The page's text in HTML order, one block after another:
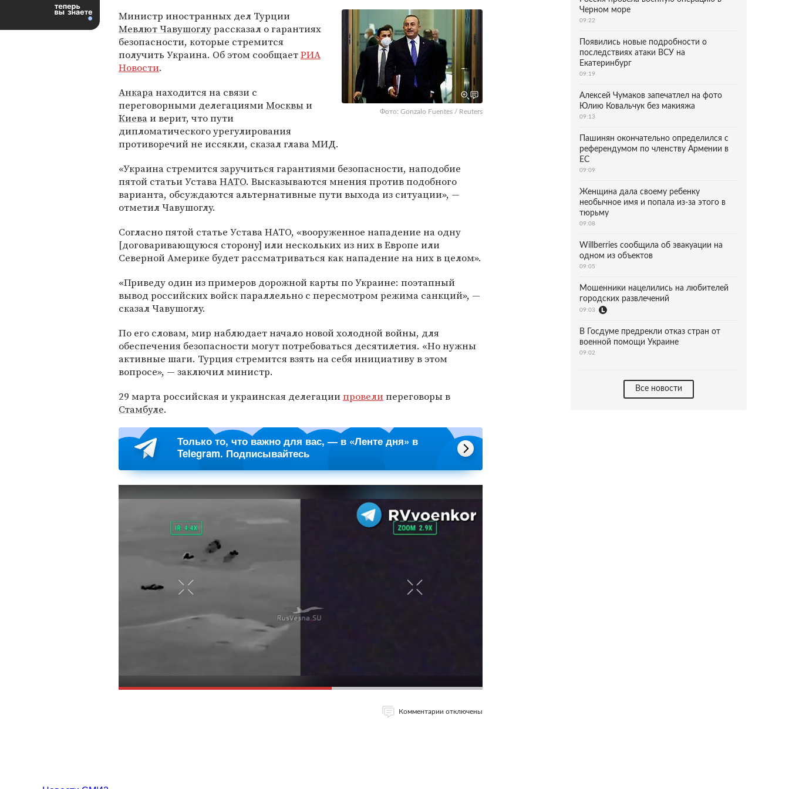
Фото: Gonzalo Fuentes / Reuters
Министр иностранных дел Турции
Мевлют Чавушоглурассказал о гарантиях
безопасности, которые стремится
получить Украина. Об этом сообщаетРИА
Новости.
Анкаранаходится на связи с
переговорными делегациямиМосквыи
Киеваи верит, что пути
дипломатического урегулирования
противоречий не иссякли, сказал глава МИД.
«Украина стремится заручиться гарантиями безопасности, наподобие
пятой статьи УставаНАТО. Высказываются мнения против подобного
варианта, обсуждаются альтернативные пути выхода из ситуации», —
отметил Чавушоглу.
Согласно пятой статье Устава НАТО, «вооруженное нападение на одну
[договаривающуюся сторону] или нескольких из них в Европе или
Северной Америке будет рассматриваться как нападение на них в целом».
«Приведу один из примеров дорожной карты по Украине: поэтапный
вывод российских войск параллельно с пересмотром режима санкций», —
сказал Чавушоглу.
По его словам, мир наблюдает начало новой холодной войны, для
обеспечения безопасности могут потребоваться десятилетия. «Но нужны
активные шаги. Турция стремится взять на себя инициативу в этом
вопросе», — заключил министр.
29 марта российская и украинская делегациипровелипереговоры в
Стамбуле.
Только то, что важно для вас, — в «Ленте дня» в
Telegram. Подписывайтесь
Комментарии отключены
Черном море
09:22
Появились новые подробности о
последствиях атаки ВСУ на
Екатеринбург
09:19
Алексей Чумаков запечатлел на фото
Юлию Ковальчук без макияжа
09:13
Пашинян окончательно определился с
референдумом по членству Армении в
ЕС
09:09
Женщина дала своему ребенку
необычное имя и попала из-за этого в
тюрьму
09:08
Willberries сообщила об эвакуации на
одном из объектов
09:05
Мошенники нацелились на любителей
городских развлечений
09:03
В Госдуме предрекли отказ стран от
военной помощи Украине
09:02
Все новости